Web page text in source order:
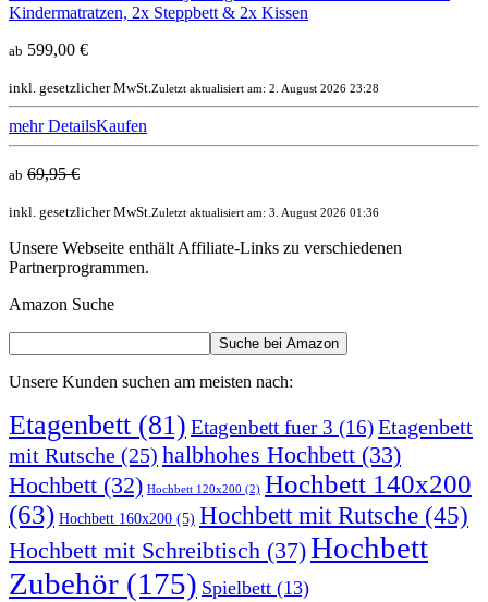
Kindermatratzen, 2x Steppbett & 2x Kissen
ab 599,00 €
inkl. gesetzlicher MwSt. Zuletzt aktualisiert am: 2. August 2026 23:28
mehr DetailsKaufen
ab 69,95 €
inkl. gesetzlicher MwSt. Zuletzt aktualisiert am: 3. August 2026 01:36
Unsere Webseite enthält Affiliate-Links zu verschiedenen
Partnerprogrammen.
Amazon Suche
Unsere Kunden suchen am meisten nach:
Etagenbett (81) Etagenbett fuer 3 (16)Etagenbett
mit Rutsche (25) halbhohes Hochbett (33)
Hochbett (32) Hochbett 120x200 (2) Hochbett 140x200
(63) Hochbett 160x200 (5) Hochbett mit Rutsche (45)
Hochbett mit Schreibtisch (37)Hochbett
Zubehör (175) Spielbett (13)